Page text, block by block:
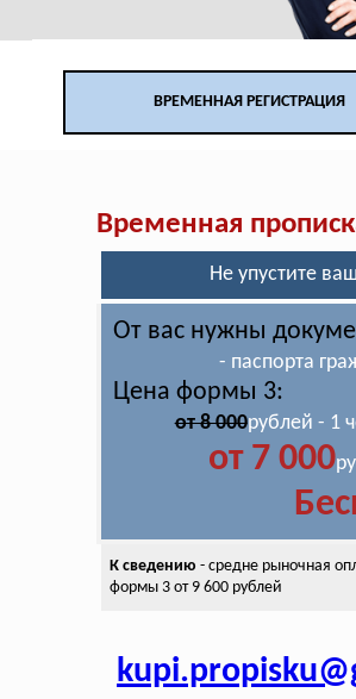
ВРЕМЕННАЯ РЕГИСТРАЦИЯ
Временная
Не упустите
От вас нужны
- паспорта
Цена формы 3:
от 8 000рублей - 1
от 7 000
К сведению - средне рыночная
формы 3 от 9 600 рублей